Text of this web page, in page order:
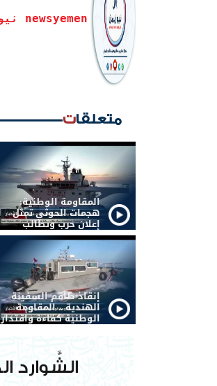
newsyemen نيوزيمن
متعلقات
المقاومة الوطنية:
هجمات الحوثي تمثل
إعلان حرب وتطالب
الشرعية بتحريك
الجبهات
إنقاذ طاقم السفينة
الهندية .. المقاومة
الوطنية كفاءة واقتدار